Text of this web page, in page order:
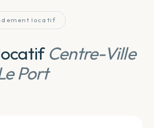
locatif
Centre-Ville
Port